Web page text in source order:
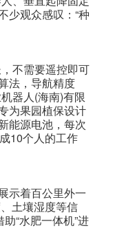
少观众感叹：“种
不需要遥控即可
法，导航精度
器人(海南)有限
为果园植保设计
能源电池，每次
10个人的工作
示着百公里外一
土壤湿度等信
“水肥一体机”进